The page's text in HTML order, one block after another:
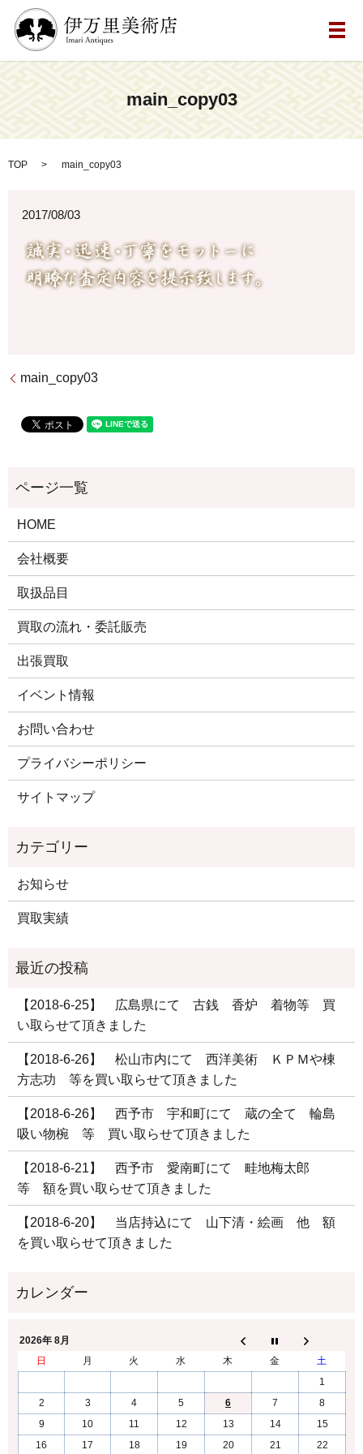
メ
main_copy03
TOP main_copy03
2017/08/03
main_copy03
HOME
会社概要
取扱品目
買取の流れ・委託販売
出張買取
イベント情報
お問い合わせ
プライバシーポリシー
サイトマップ
お知らせ
買取実績
【2018-6-25】 広島県にて 古銭 香炉 着物等 買
い取らせて頂きました
【2018-6-26】 松山市内にて 西洋美術 ＫＰＭや棟
方志功 等を買い取らせて頂きました
【2018-6-26】 西予市 宇和町にて 蔵の全て 輪島
吸い物椀 等 買い取らせて頂きました
【2018-6-21】 西予市 愛南町にて 畦地梅太郎
等 額を買い取らせて頂きました
【2018-6-20】 当店持込にて 山下清・絵画 他 額
を買い取らせて頂きました
2026年 8月
日
月 火 水 木 金
土
1
2
3 4 5 6 7
8
9
10 11 12 13 14
15
16
17 18 19 20 21 22